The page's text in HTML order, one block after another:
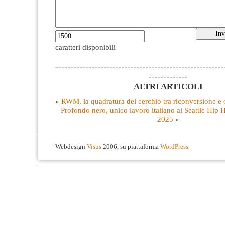
caratteri disponibili
-------------
ALTRI ARTICOLI
« RWM, la quadratura del cerchio tra riconversione e
Profondo nero, unico lavoro italiano al Seattle Hip
2025 »
Webdesign Visus 2006, su piattaforma WordPress